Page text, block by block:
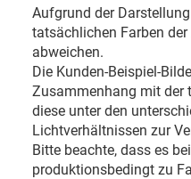
Aufgrund der
tatsächlichen Farben
abweichen.
Die Kunden-Beispiel-
Zusammenhang mit der
diese unter den
Lichtverhältnissen zur
Bitte beachte, dass es
produktionsbedingt zu